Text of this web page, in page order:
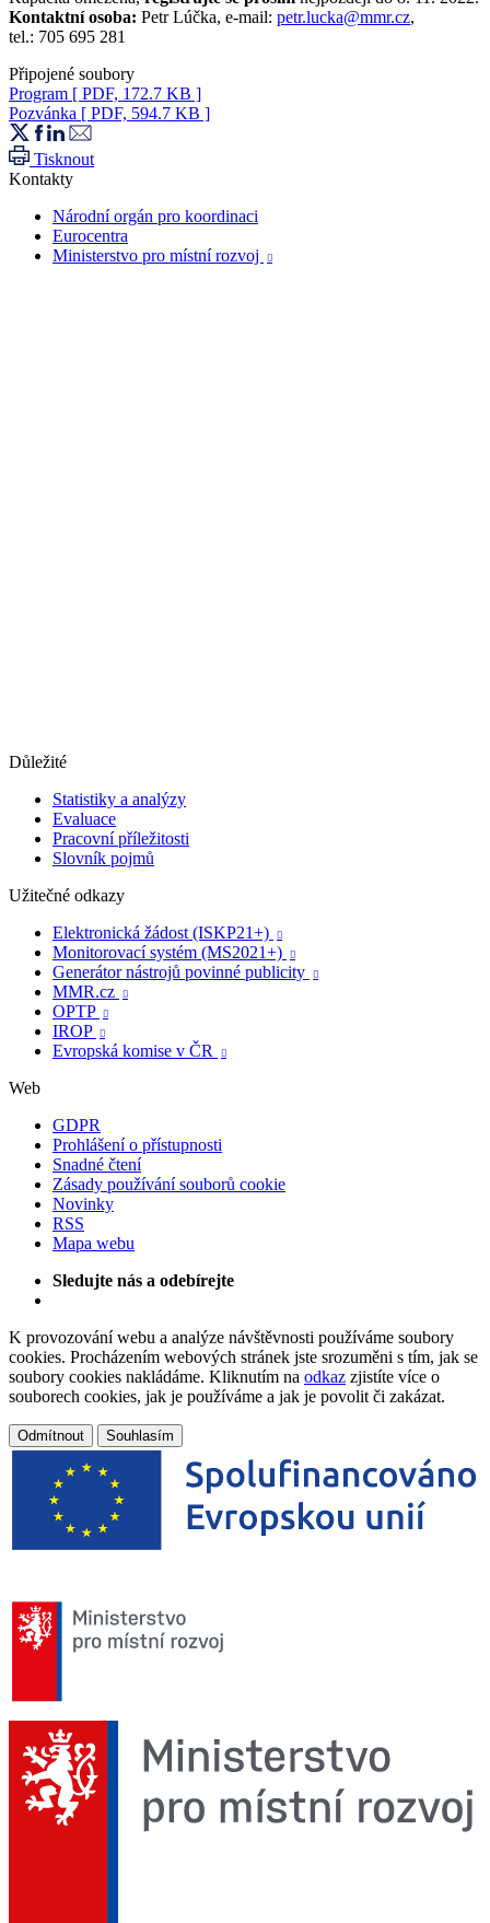
Kontaktní osoba: Petr Lúčka, e-mail: petr.lucka@mmr.cz,
tel.: 705 695 281
Připojené soubory
Program [ PDF, 172.7 KB ]
Pozvánka [ PDF, 594.7 KB ]
Tisknout
Kontakty
Národní orgán pro koordinaci
Eurocentra
Ministerstvo pro místní rozvoj

Důležité
Statistiky a analýzy
Evaluace
Pracovní příležitosti
Slovník pojmů
Užitečné odkazy
Elektronická žádost (ISKP21+)

Monitorovací systém (MS2021+) 
Generátor nástrojů povinné publicity 
MMR.cz 
OPTP 
IROP 
Evropská komise v ČR 
Web
GDPR
Prohlášení o přístupnosti
Snadné čtení
Zásady používání souborů cookie
Novinky
RSS
Mapa webu
Sledujte nás a odebírejte
K provozování webu a analýze návštěvnosti používáme soubory
cookies. Procházením webových stránek jste srozuměni s tím, jak se
soubory cookies nakládáme. Kliknutím na odkaz zjistíte více o
souborech cookies, jak je používáme a jak je povolit či zakázat.
Odmítnout Souhlasím